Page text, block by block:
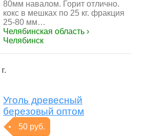
80мм навалом. Горит отлично.
кокс в мешках по 25 кг. фракция
25-80 мм…
Челябинская область ›
Челябинск
Уголь древесный
березовый оптом
50 руб.